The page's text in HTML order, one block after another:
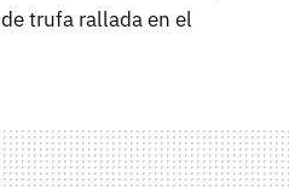
trufa rallada en el